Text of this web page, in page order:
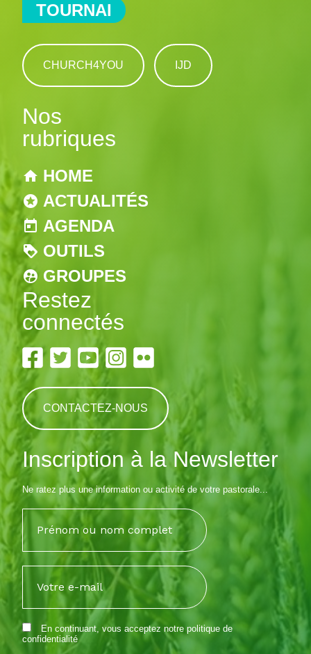
TOURNAI
CHURCH4YOU IJD
Nos
rubriques
HOME
ACTUALITÉS
AGENDA
OUTILS
GROUPES
Restez
connectés
CONTACTEZ-NOUS
Inscription à la Newsletter
Ne ratez plus une information ou activité de votre pastorale...
En continuant, vous acceptez notre politique de
confidentialité